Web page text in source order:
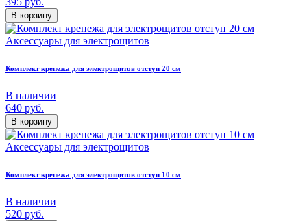
В корзину
Аксессуары для электрощитов
Комплект крепежа для электрощитов отступ 20 см
В наличии
640 руб.
В корзину
Аксессуары для электрощитов
Комплект крепежа для электрощитов отступ 10 см
В наличии
520 руб.